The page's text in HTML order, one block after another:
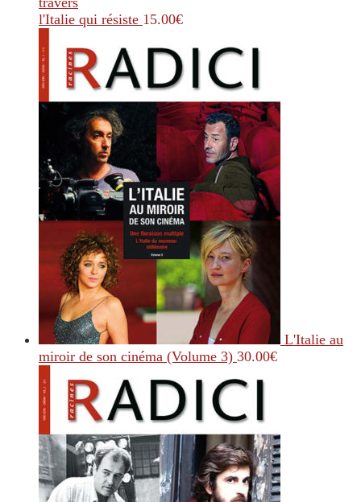
l'Italie qui résiste 15.00€
L'Italie au
miroir de son cinéma (Volume 3) 30.00€